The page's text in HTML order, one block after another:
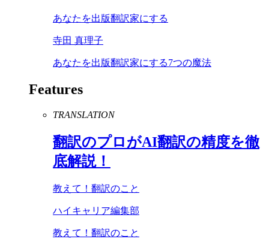
あなたを出版翻訳家にする
寺田 真理子
あなたを出版翻訳家にする7つの魔法
Features
TRANSLATION
翻訳のプロがAI翻訳の精度を徹
底解説！
教えて！翻訳のこと
ハイキャリア編集部
教えて！翻訳のこと